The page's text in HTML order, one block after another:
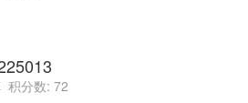
积分数: 72